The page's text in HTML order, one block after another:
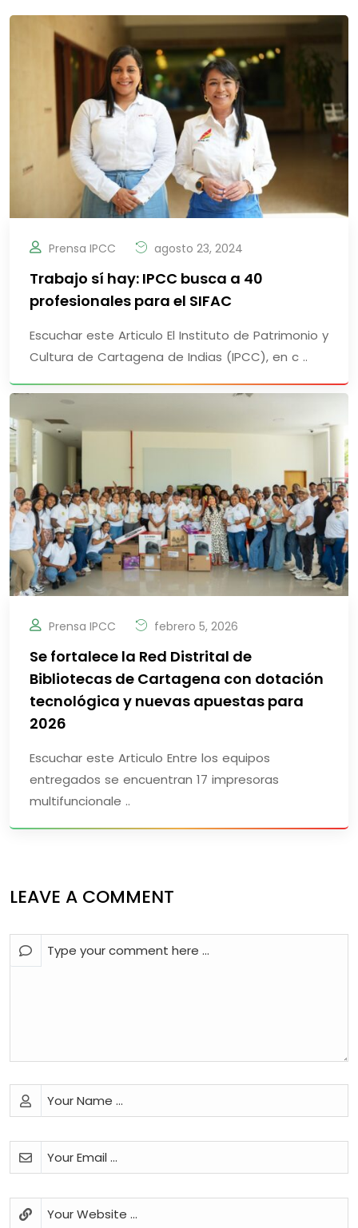
Prensa IPCC agosto 23, 2024
Trabajo sí hay: IPCC busca a 40
profesionales para el SIFAC
Escuchar este Articulo El Instituto de Patrimonio y
Cultura de Cartagena de Indias (IPCC), en c ..
Prensa IPCC febrero 5, 2026
Se fortalece la Red Distrital de
Bibliotecas de Cartagena con dotación
tecnológica y nuevas apuestas para
2026
Escuchar este Articulo Entre los equipos
entregados se encuentran 17 impresoras
multifuncionale ..
LEAVE A COMMENT